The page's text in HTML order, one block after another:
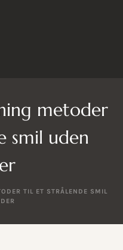
metoder
smil uden
TIL ET STRÅLENDE SMIL